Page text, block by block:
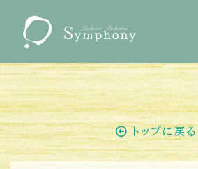
トップに戻る